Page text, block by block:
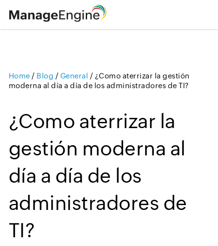
Home / Blog / General / ¿Como aterrizar la gestión
moderna al día a día de los administradores de TI?
¿Como aterrizar la
gestión moderna al
día a día de los
administradores de
TI?
Loading ...